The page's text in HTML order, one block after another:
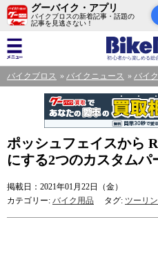
グーバイク・アプリ
バイクブロスの新着記事・話題の
記事を見逃さない！
バイクブロス バイクニュース バイ
ポッシュフェイスから
にする2つのカスタムパ
掲載日：2021年01月22日（金）
カテゴリー: バイク用品 タグ: ツーリ